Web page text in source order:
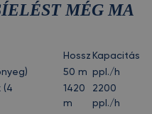
MÉG MA
Hossz Kapacitás
50 m ppl./h
(4
1420
m
2200
ppl./h